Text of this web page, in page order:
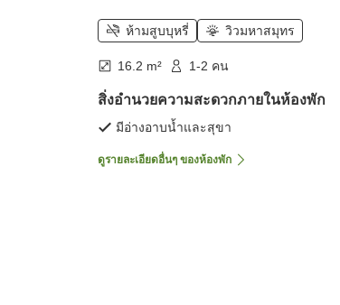
ห้ามสูบบุหรี่ วิวมหาสมุทร
16.2 m² 1-2 คน
สิ่งอำนวยความสะดวกภายในห้องพัก
มีอ่างอาบน้ำและสุขา
ดูรายละเอียดอื่นๆ ของห้องพัก